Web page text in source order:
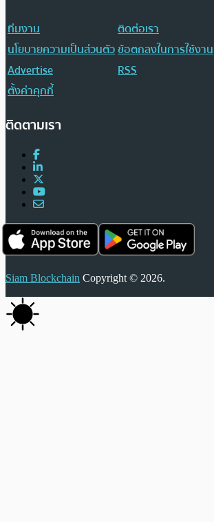
ทีมงาน
ติดต่อเรา
นโยบายความเป็นส่วนตัวข้อตกลงในการใช้งาน
Advertise
RSS
ตั้งค่าคุกกี้
ติดตามเรา
Siam Blockchain Copyright © 2026.